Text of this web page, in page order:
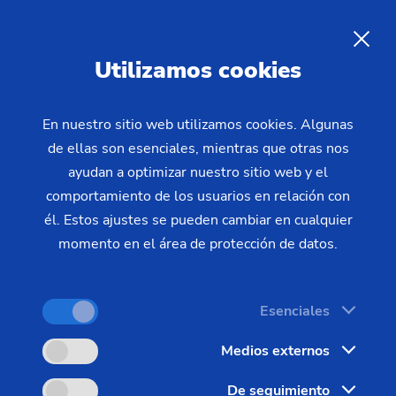
Limpieza con láser de EMAG
LaserTec: procesos de
espacio mínimo
Muchas piezas de trabajo deben estar "limpias"
para poder iniciar el proceso de producción
limpieza desempeña un papel decisivo: este
proceso debe configurarse de manera que
consuma exactamente la cantidad de energía y el
tiempo correctos para eliminar suficientemente la
Utilizamos cookies
En nuestro sitio web utilizamos cookies. Algunas
de ellas son esenciales, mientras que otras nos
ayudan a optimizar nuestro sitio web y el
comportamiento de los usuarios en relación con
él. Estos ajustes se pueden cambiar en cualquier
momento en el área de protección de datos.
Esenciales
Medios externos
De seguimiento